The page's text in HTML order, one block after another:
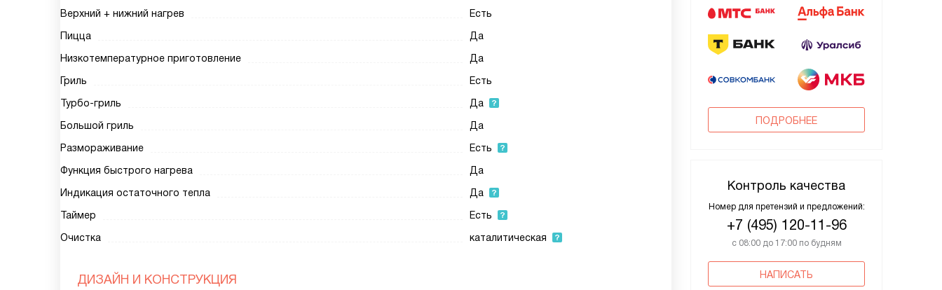
ПОДРОБНЕЕ
Контроль качества
Номер для претензий и предложений:
+7 (495) 120-11-96
с 08:00 до 17:00 по будням
НАПИСАТЬ
Верхний + нижний нагрев
Есть
Пицца
Да
Низкотемпературное приготовление
Да
Гриль
Есть
Турбо-гриль
Да
Большой гриль
Да
Размораживание
Есть
Функция быстрого нагрева
Да
Индикация остаточного тепла
Да
Таймер
Есть
Очистка
каталитическая
ДИЗАЙН И КОНСТРУКЦИЯ